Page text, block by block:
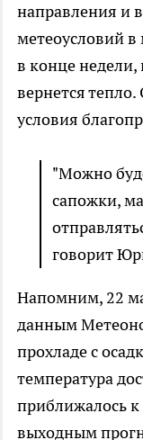
направления и
метеоусловий в
в конце недели,
вернется
условия
"Можно
сапожки,
говорит
Напомним, 22
данным
прохладе с
температура
приближалось
выходным